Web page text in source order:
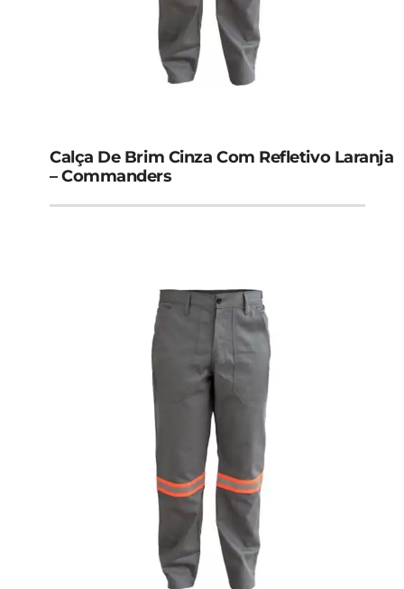
Calça De Brim Cinza Com Refletivo Laranja
– Commanders